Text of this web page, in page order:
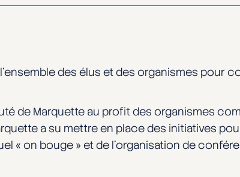
des élus et des organismes pour
de Marquette au profit des organismes
a su mettre en place des initiatives
« on bouge » et de l’organisation de